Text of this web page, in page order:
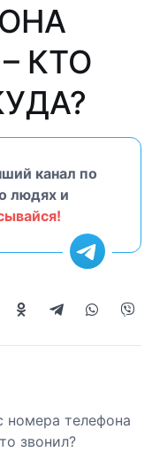
КТО
канал по
людях и
номера телефона
звонил?